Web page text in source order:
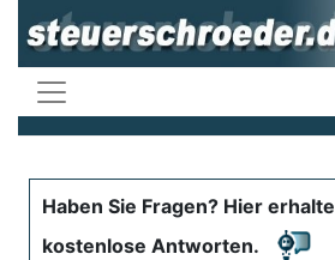
Haben Sie Fragen? Hier
kostenlose Antworten.